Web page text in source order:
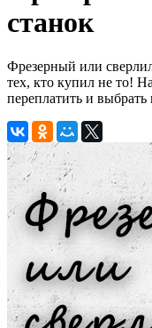
станок
Фрезерный или
тех, кто купил не то!
переплатить и